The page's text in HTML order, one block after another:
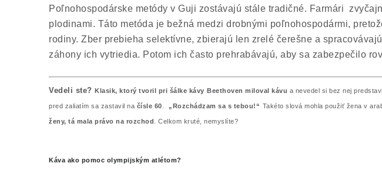
Poľnohospodárske metódy v Guji zostávajú stále tradičné. Farmári
plodinami. Táto metóda je bežná medzi drobnými poľnohospodármi,
rodiny. Zber prebieha selektívne, zbierajú len zrelé čerešne a
záhony ich vytriedia. Potom ich často prehrabávajú, aby sa zabezpečilo
Vedeli ste? Klasik, ktorý tvoril pri šálke kávy Beethoven miloval kávu a nevedel si bez nej
pred zaliatím sa zastavil na čísle 60 „Rozchádzam sa s tebou!“ Takéto slová mohla použiť žena v
ženy, tá mala právo na rozchod . Celkom kruté, nemyslíte?
Káva ako pomoc olympijským atlétom?